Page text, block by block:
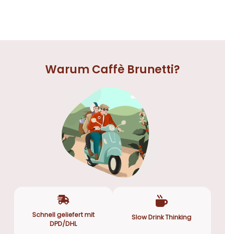
Warum Caffè Brunetti?
Schnell geliefert mit
DPD/DHL
Slow Drink Thinking